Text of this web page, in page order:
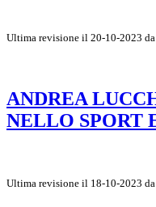
Ultima revisione il 20-10-2023 da
ANDREA
NELLO SPORT
Ultima revisione il 18-10-2023 da